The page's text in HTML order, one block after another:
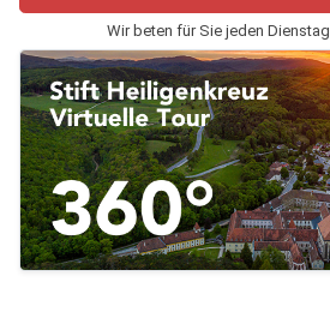
Wir beten für Sie jeden Dienstag